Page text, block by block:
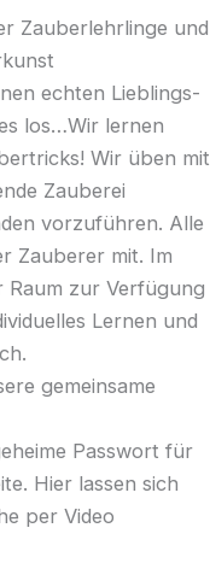
Zauberlehrlinge und
echten Lieblings-
los…Wir lernen
Wir üben mit
Zauberei
vorzuführen. Alle
Zauberer mit. Im
Raum zur Verfügung
Lernen und
gemeinsame
Passwort für
Hier lassen sich
per Video